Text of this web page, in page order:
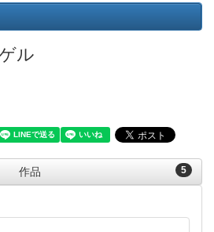
ン
ル
5
作品